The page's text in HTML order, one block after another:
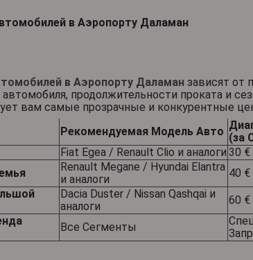
в Аэропорту Даламан
в Аэропорту Даламан зависят от
продолжительности проката и
вам самые прозрачные и конкурентные
Рекомендуемая Модель Авто (за
Fiat Egea / Renault Clio и аналоги 30 €
Renault Megane / Hyundai Elantra
и аналоги
40
Dacia Duster / Nissan Qashqai и
аналоги
60 €
Все Сегменты